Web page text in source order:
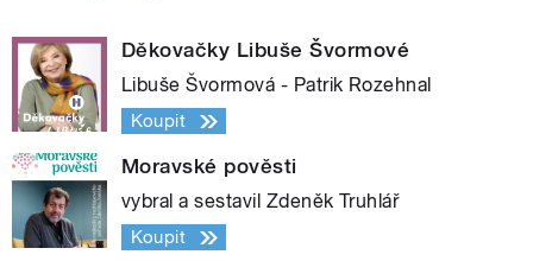
Děkovačky Libuše Švormové
Libuše Švormová - Patrik Rozehnal
Koupit
Moravské pověsti
vybral a sestavil Zdeněk Truhlář
Koupit